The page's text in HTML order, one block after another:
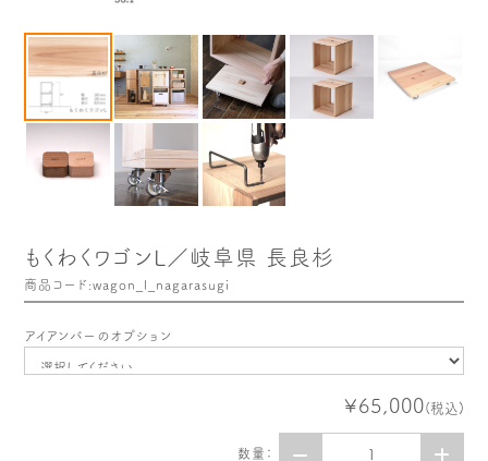
全て見る
もくわくワゴンL／岐阜県 長良杉
商品コード:wagon_l_nagarasugi
アイアンバーのオプション
¥65,000(税込)
数量：